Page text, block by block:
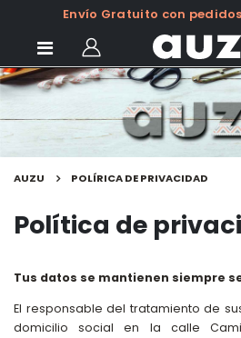
Envío Gratuito con
AUZU POLÍRICA DE PRIVACIDAD
Política de
Tus datos se mantienen siempre
El responsable del tratamiento de
domicilio social en la calle